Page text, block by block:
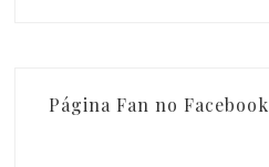
Página Fan no Facebook